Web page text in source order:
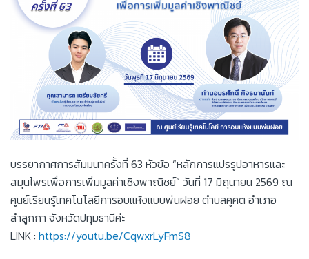
บรรยากาศการสัมมนาครั้งที่ 63 หัวข้อ “หลักการแปรรูปอาหารและ
สมุนไพรเพื่อการเพิ่มมูลค่าเชิงพาณิชย์” วันที่ 17 มิถุนายน 2569 ณ
ศูนย์เรียนรู้เทคโนโลยีการอบแห้งแบบพ่นฝอย ตำบลคูคต อำเภอ
ลำลูกกา จังหวัดปทุมธานีค่ะ
LINK : https://youtu.be/CqwxrLyFmS8